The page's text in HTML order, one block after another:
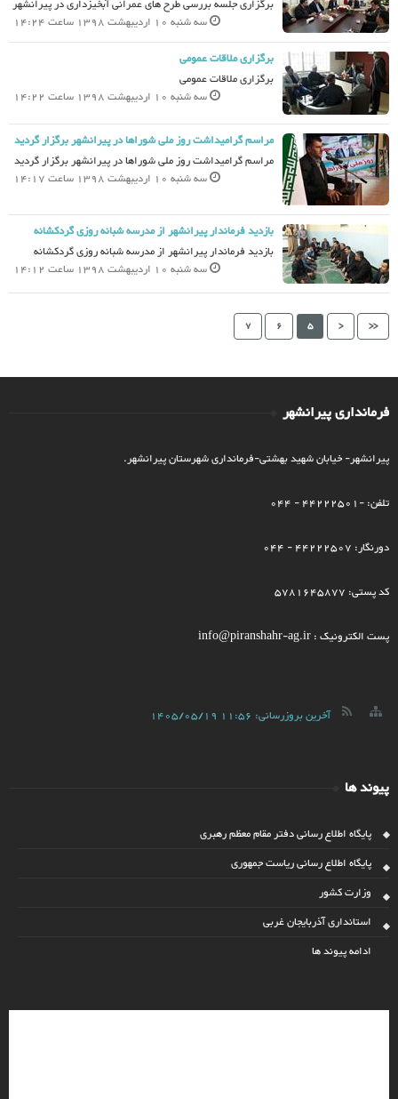
برگزاری جلسه بررسی طرح های عمرانی آبخیزداری در پیرانشهر
سه شنبه 10 اردیبهشت 1398 ساعت 14:24
برگزاری ملاقات عمومی
برگزاری ملاقات عمومی
سه شنبه 10 اردیبهشت 1398 ساعت 14:22
مراسم گرامیداشت روز ملی شوراها در پیرانشهر برگزار گردید
مراسم گرامیداشت روز ملی شوراها در پیرانشهر برگزار گردید
سه شنبه 10 اردیبهشت 1398 ساعت 14:17
بازدید فرماندار پیرانشهر از مدرسه شبانه روزی گردکشانه
بازدید فرماندار پیرانشهر از مدرسه شبانه روزی گردکشانه
سه شنبه 10 اردیبهشت 1398 ساعت 14:12
<<
<
5
6
7
فرمانداری پیرانشهر
پیرانشهر- خیابان شهید بهشتی-فرمانداری شهرستان پیرانشهر.
تلفن: -44222501 - 044
دورنگار: 44222507 - 044
کد پستی: 5781645877
پست الکترونیک : info@piranshahr-ag.ir
آخرین بروزرسانی: 1405/05/19 11:56
پیوند ها
پایگاه اطلاع رسانی دفتر مقام معظم رهبری
پایگاه اطلاع رسانی ریاست جمهوری
وزارت کشور
استانداری آذربایجان غربی
ادامه پیوند ها